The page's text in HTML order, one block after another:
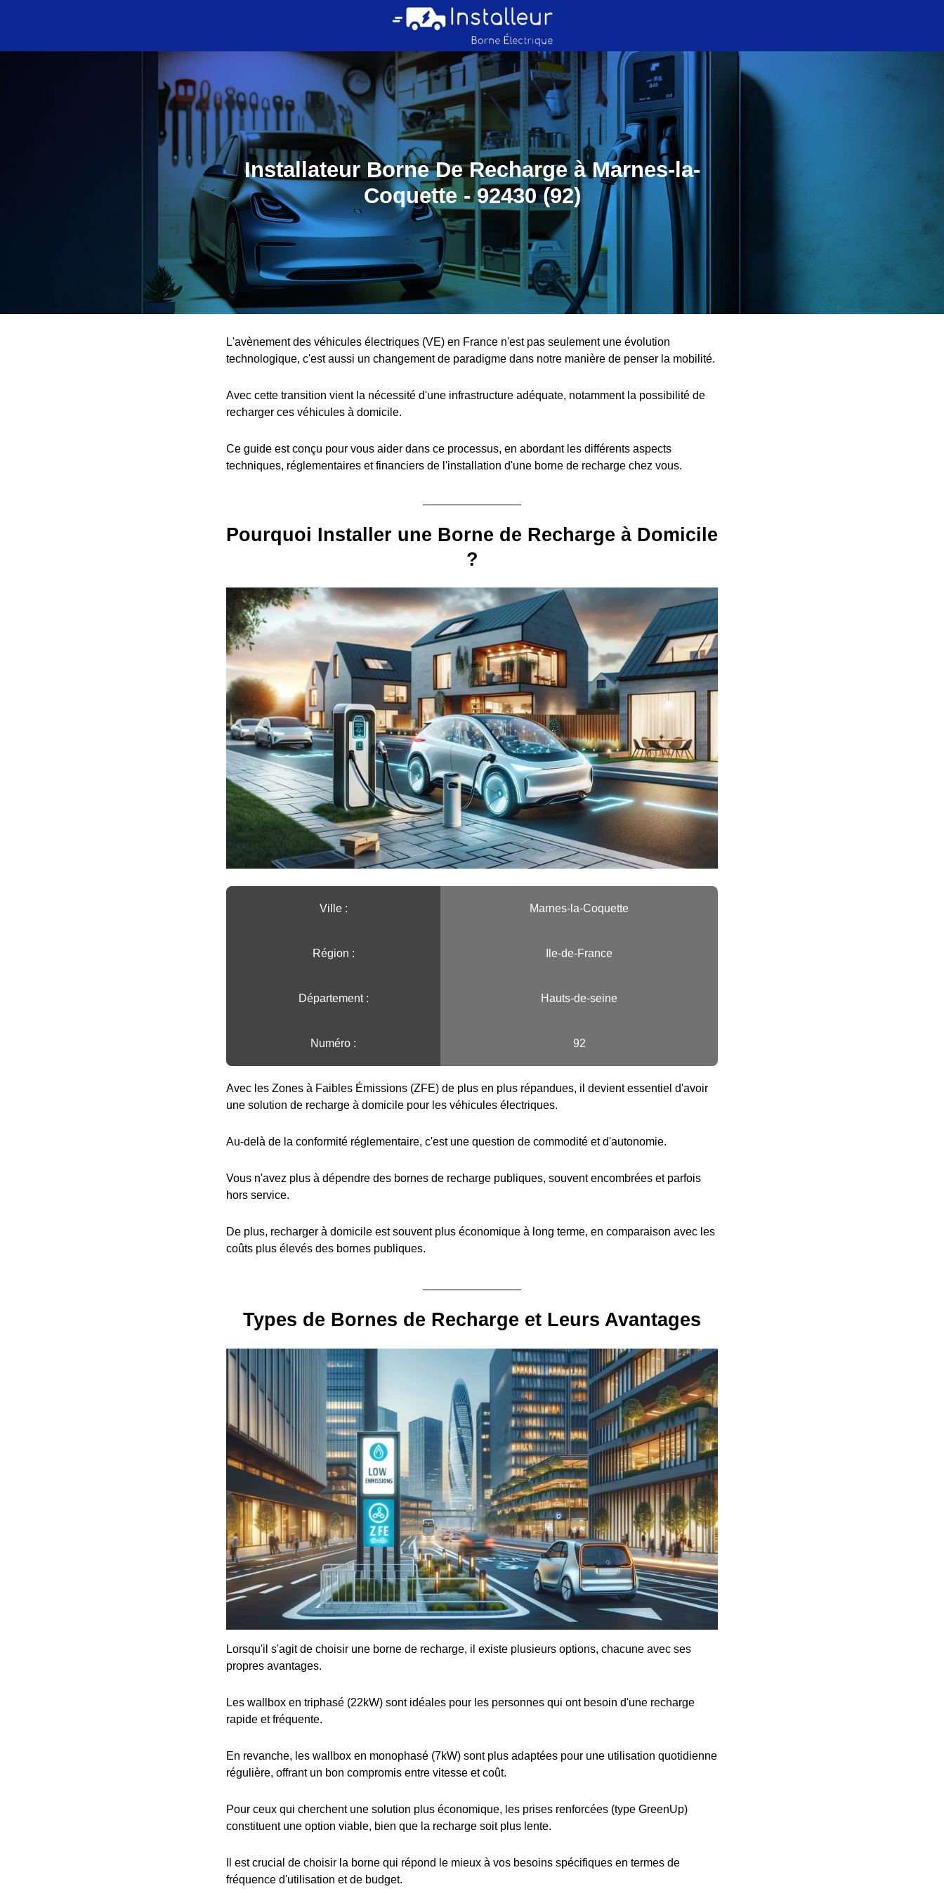
Installateur Borne De Recharge à Marnes-la-
Coquette - 92430 (92)
L'avènement des véhicules électriques (VE) en France n'est pas seulement une évolution
technologique, c'est aussi un changement de paradigme dans notre manière de penser la mobilité.
Avec cette transition vient la nécessité d'une infrastructure adéquate, notamment la possibilité de
recharger ces véhicules à domicile.
Ce guide est conçu pour vous aider dans ce processus, en abordant les différents aspects
techniques, réglementaires et financiers de l'installation d'une borne de recharge chez vous.
Pourquoi Installer une Borne de Recharge à Domicile
?
Ville :️ Marnes-la-Coquette
Région :️ Ile-de-France
Département : Hauts-de-seine
Numéro : 92
Avec les Zones à Faibles Émissions (ZFE) de plus en plus répandues, il devient essentiel d'avoir
une solution de recharge à domicile pour les véhicules électriques.
Au-delà de la conformité réglementaire, c'est une question de commodité et d'autonomie.
Vous n'avez plus à dépendre des bornes de recharge publiques, souvent encombrées et parfois
hors service.
De plus, recharger à domicile est souvent plus économique à long terme, en comparaison avec les
coûts plus élevés des bornes publiques.
Types de Bornes de Recharge et Leurs Avantages
Lorsqu'il s'agit de choisir une borne de recharge, il existe plusieurs options, chacune avec ses
propres avantages.
Les wallbox en triphasé (22kW) sont idéales pour les personnes qui ont besoin d'une recharge
rapide et fréquente.
En revanche, les wallbox en monophasé (7kW) sont plus adaptées pour une utilisation quotidienne
régulière, offrant un bon compromis entre vitesse et coût.
Pour ceux qui cherchent une solution plus économique, les prises renforcées (type GreenUp)
constituent une option viable, bien que la recharge soit plus lente.
Il est crucial de choisir la borne qui répond le mieux à vos besoins spécifiques en termes de
fréquence d'utilisation et de budget.